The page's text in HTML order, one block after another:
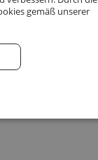
gemäß unserer